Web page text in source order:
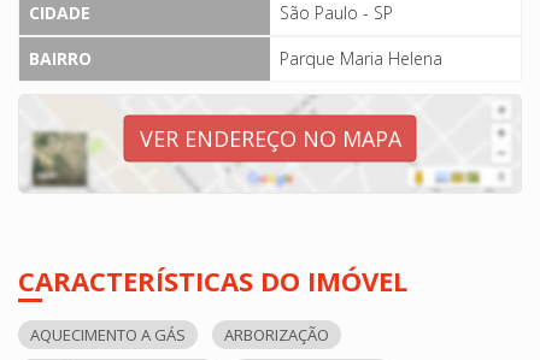
CIDADE
São Paulo - SP
BAIRRO
Parque Maria Helena
VER ENDEREÇO NO MAPA
CARACTERÍSTICAS DO IMÓVEL
AQUECIMENTO A GÁS
ARBORIZAÇÃO